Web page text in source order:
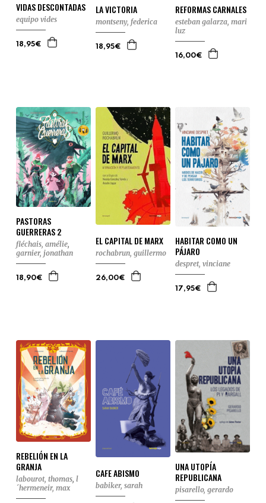
VIDAS DESCONTADAS
equipo vides
18,95€
LA VICTORIA
montseny, federica
18,95€
REFORMAS CARNALES
esteban galarza, mari
luz
16,00€
PASTORAS
GUERRERAS 2
fléchais, amélie,
garnier, jonathan
18,90€
EL CAPITAL DE MARX
rochabrun, guillermo
26,00€
HABITAR COMO UN
PÁJARO
despret, vinciane
17,95€
REBELIÓN EN LA
GRANJA
labourot, thomas, l
´hermeneir, max
CAFE ABISMO
babiker, sarah
UNA UTOPÍA
REPUBLICANA
pisarello, gerardo